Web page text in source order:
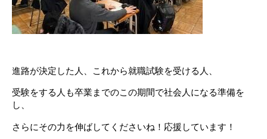
進路が決定した人、これから就職試験を受ける人、
受験をする人も卒業までのこの期間で社会人になる準備を
し、
さらにその力を伸ばしてくださいね！応援しています！